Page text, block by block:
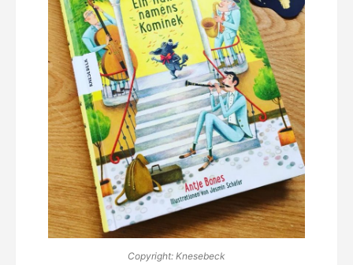
Copyright: Knesebeck